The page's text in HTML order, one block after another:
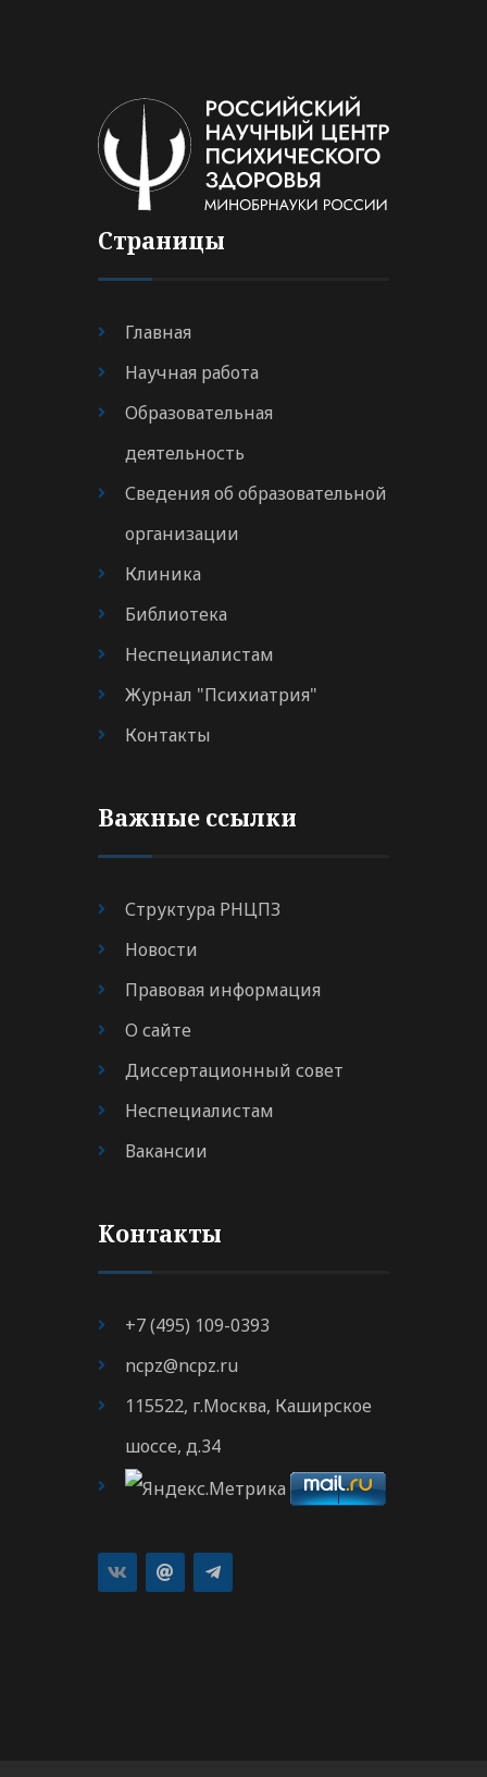
Страницы
Главная
Научная работа
Образовательная
деятельность
Сведения об образовательной
организации
Клиника
Библиотека
Неспециалистам
Журнал "Психиатрия"
Контакты
Важные ссылки
Структура РНЦПЗ
Новости
Правовая информация
О сайте
Диссертационный совет
Неспециалистам
Вакансии
Контакты
+7 (495) 109-0393
ncpz@ncpz.ru
115522, г.Москва, Каширское
шоссе, д.34